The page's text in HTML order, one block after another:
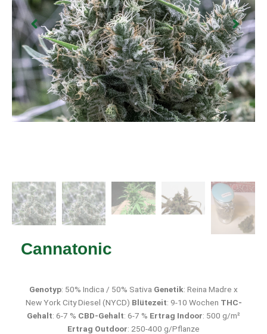
Cannatonic
Genotyp: 50% Indica / 50% Sativa Genetik: Reina Madre x
New York City Diesel (NYCD) Blütezeit: 9-10 Wochen THC-
Gehalt: 6-7 % CBD-Gehalt: 6-7 % Ertrag Indoor: 500 g/m²
Ertrag Outdoor: 250-400 g/Pflanze